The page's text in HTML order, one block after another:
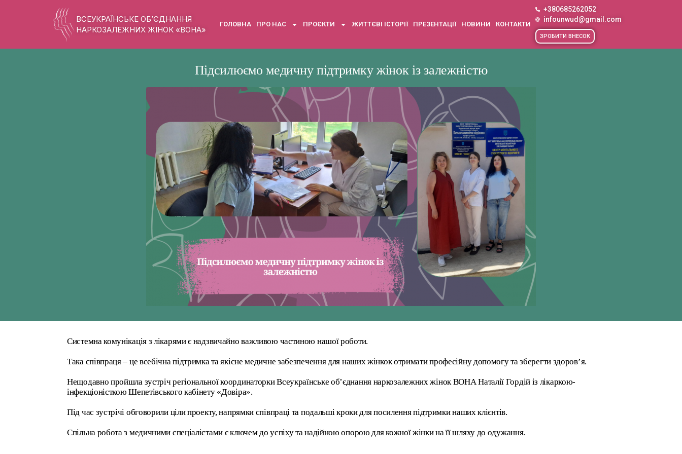
ВСЕУКРАЇНСЬКЕ ОБ’ЄДНАННЯ
НАРКОЗАЛЕЖНИХ ЖІНОК «ВОНА»
ГОЛОВНА ПРО НАС ПРОЄКТИ ЖИТТЄВІ ІСТОРІЇ ПРЕЗЕНТАЦІЇ НОВИНИ КОНТАКТИ
+380685262052
infounwud@gmail.com
ЗРОБИТИ ВНЕСОК
Підсилюємо медичну підтримку жінок із залежністю
Системна комунікація з лікарями є надзвичайно важливою частиною нашої роботи.
Така співпраця – це всебічна підтримка та якісне медичне забезпечення для наших жінкок отримати професійну допомогу та зберегти здоров’я.
Нещодавно пройшла зустріч регіональної координаторки Всеукраїнське об’єднання наркозалежних жінок ВОНА Наталії Гордій із лікаркою-
інфекціоністкою Шепетівського кабінету «Довіра».
Під час зустрічі обговорили ціли проекту, напрямки співпраці та подальші кроки для посилення підтримки наших клієнтів.
Спільна робота з медичними спеціалістами є ключем до успіху та надійною опорою для кожної жінки на її шляху до одужання.